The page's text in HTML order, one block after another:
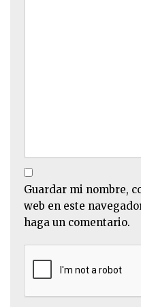
Guardar mi nombre,
web en este
haga un comentario.